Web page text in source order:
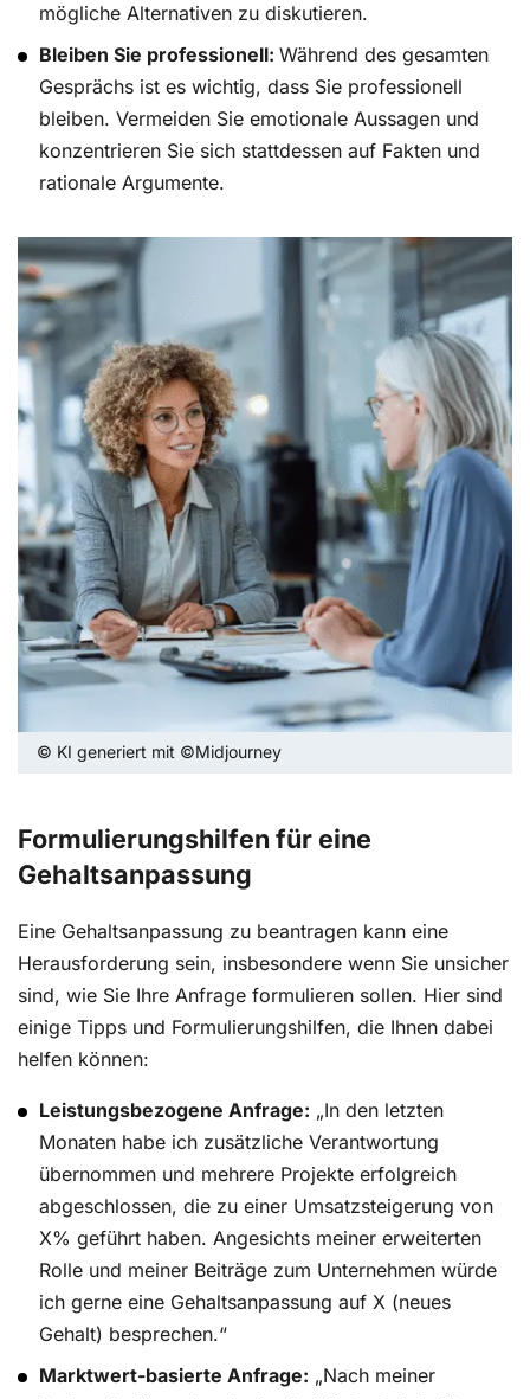
mögliche Alternativen zu diskutieren.
Bleiben Sie professionell:Während des gesamten
Gesprächs ist es wichtig, dass Sie professionell
bleiben. Vermeiden Sie emotionale Aussagen und
konzentrieren Sie sich stattdessen auf Fakten und
rationale Argumente.
© KI generiert mit ©Midjourney
Formulierungshilfen für eine
Gehaltsanpassung
Eine Gehaltsanpassung zu beantragen kann eine
Herausforderung sein, insbesondere wenn Sie unsicher
sind, wie Sie Ihre Anfrage formulieren sollen. Hier sind
einige Tipps und Formulierungshilfen, die Ihnen dabei
helfen können:
Leistungsbezogene Anfrage: „In den letzten
Monaten habe ich zusätzliche Verantwortung
übernommen und mehrere Projekte erfolgreich
abgeschlossen, die zu einer Umsatzsteigerung von
X% geführt haben. Angesichts meiner erweiterten
Rolle und meiner Beiträge zum Unternehmen würde
ich gerne eine Gehaltsanpassung auf X (neues
Gehalt) besprechen.“
Marktwert-basierte Anfrage: „Nach meiner